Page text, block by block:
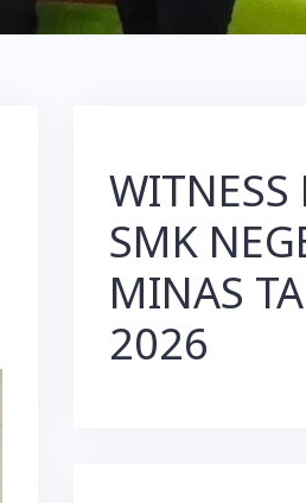
WITNESS
SMK
MINAS
2026